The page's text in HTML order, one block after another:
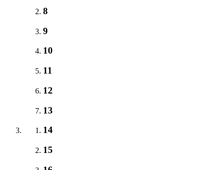
8
9
10
11
12
13
14
15